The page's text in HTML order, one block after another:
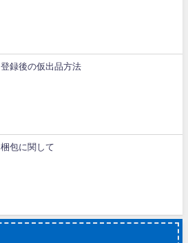
登録後の仮出品方法
梱包に関して